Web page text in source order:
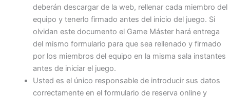
deberán descargar de la web, rellenar cada miembro del
equipo y tenerlo firmado antes del inicio del juego. Si
olvidan este documento el Game Máster hará entrega
del mismo formulario para que sea rellenado y firmado
por los miembros del equipo en la misma sala instantes
antes de iniciar el juego.
Usted es el único responsable de introducir sus datos
correctamente en el formulario de reserva online y